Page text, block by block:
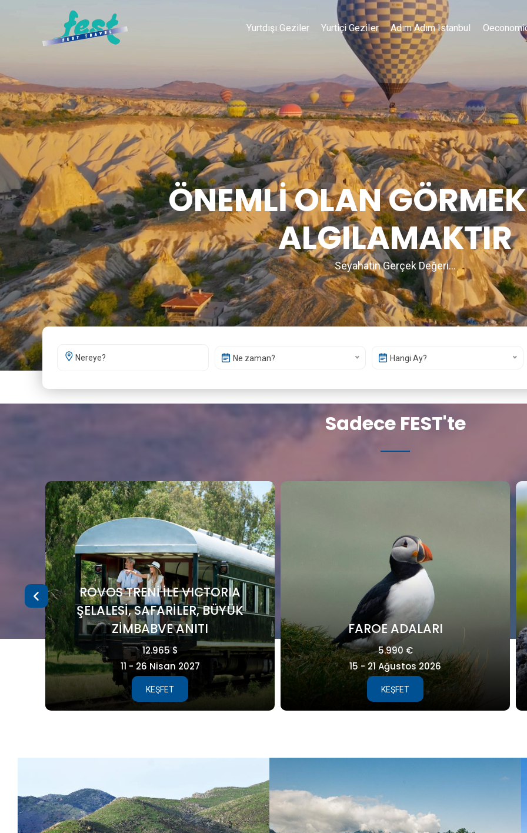
Yurtdışı Geziler Yurtiçi Geziler Adım Adım Istanbul
ÖNEMLİ OLAN
ALGILAMAKTIR
Seyahatin Gerçek Değeri...
Ne zaman? Hangi Ay?
Sadece FEST'te
FAROE ADALARI
5.990 €
15 - 21 Ağustos 2026
KEŞFET
GALAPAGOS
8.995 €
25 Ağustos - 04 Eylül 2027
KEŞFET